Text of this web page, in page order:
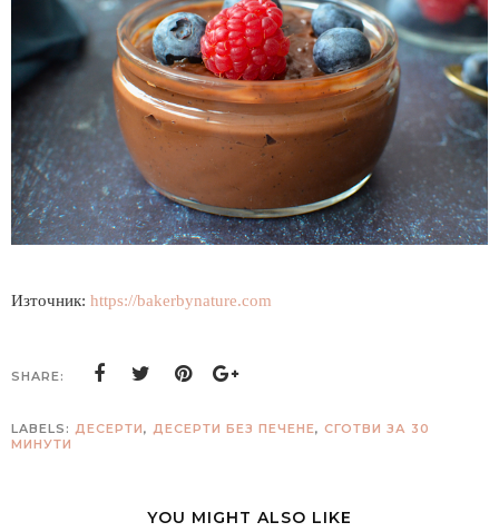
Източник: https://bakerbynature.com
SHARE:
LABELS: ДЕСЕРТИ, ДЕСЕРТИ БЕЗ ПЕЧЕНЕ, СГОТВИ ЗА 30
МИНУТИ
YOU MIGHT ALSO LIKE